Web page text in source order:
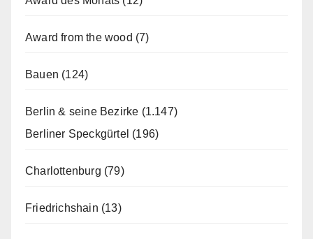
Award from the wood (7)
Bauen (124)
Berlin & seine Bezirke (1.147)
Berliner Speckgürtel (196)
Charlottenburg (79)
Friedrichshain (13)